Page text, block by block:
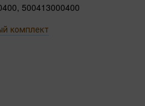
500413000400
комплект